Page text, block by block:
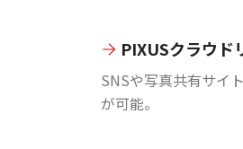
PIXUSクラウド
SNSや写真共有サイ
が可能。